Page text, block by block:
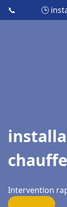
📞 🕒
Intervention